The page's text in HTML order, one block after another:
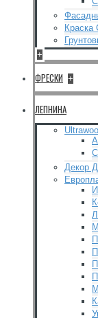
Краска
+
ФРЕСКИ +
ЛЕПНИНА
Декор